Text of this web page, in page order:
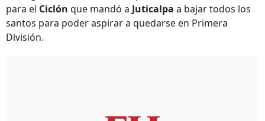
para el Ciclón que mandó a Juticalpa a bajar todos los
santos para poder aspirar a quedarse en Primera
División.